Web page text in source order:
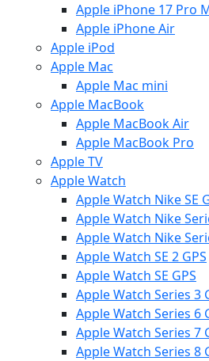
Apple iPhone 17 Pro
Apple iPhone Air
Apple iPod
Apple Mac
Apple Mac mini
Apple MacBook
Apple MacBook Air
Apple MacBook Pro
Apple TV
Apple Watch
Apple Watch Nike SE
Apple Watch Nike
Apple Watch Nike
Apple Watch SE 2 GPS
Apple Watch SE GPS
Apple Watch Series 3
Apple Watch Series 6
Apple Watch Series 7
Apple Watch Series 8